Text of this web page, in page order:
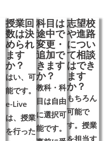
授業回
数は決
められ
ます
か？
はい、可
能です。
e-Live
は、授業
を行った
科目は
途中で
変更・
追加で
きます
か？
教科・科
目は自由
に選択可
能です。
志望校
や進路
につい
て相談
はでき
ます
か？
もちろん
可能で
す。授業
を担当す